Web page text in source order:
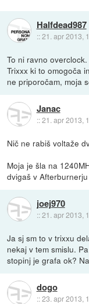
Halfdead987
::21. apr 2013,
To ni ravno
Trixxx ki to omogoča
ne priporočam, moja
Janac
::21. apr 2013,
Nič ne rabiš voltaže
Moja je šla na
dvigaš v
joej970
::21. apr 2013,
Ja sj sm to v trixxu
nekaj v tem smislu.
stopinj je grafa ok?
dogo
::23. apr 2013,